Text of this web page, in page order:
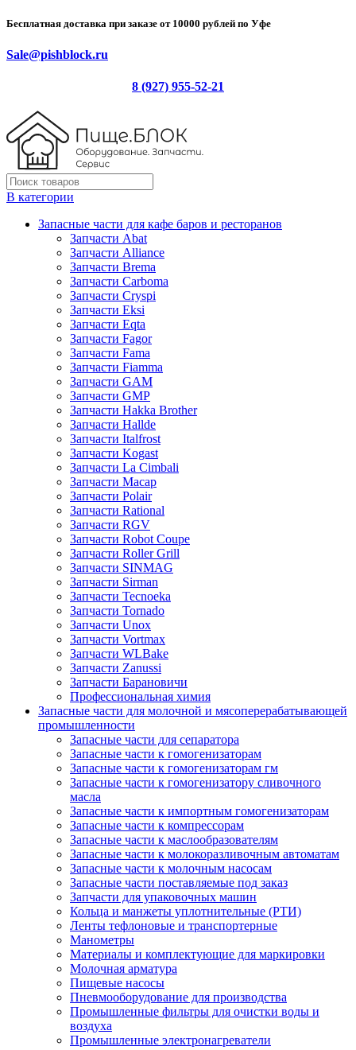
Бесплатная доставка при заказе от 10000 рублей по Уфе
Sale@pishblock.ru
8 (927) 955-52-21
В категории
Запасные части для кафе баров и ресторанов
Запчасти Abat
Запчасти Alliance
Запчасти Brema
Запчасти Carboma
Запчасти Cryspi
Запчасти Eksi
Запчасти Eqta
Запчасти Fagor
Запчасти Fama
Запчасти Fiamma
Запчасти GAM
Запчасти GMP
Запчасти Hakka Brother
Запчасти Hallde
Запчасти Italfrost
Запчасти Kogast
Запчасти La Cimbali
Запчасти Macap
Запчасти Polair
Запчасти Rational
Запчасти RGV
Запчасти Robot Coupe
Запчасти Roller Grill
Запчасти SINMAG
Запчасти Sirman
Запчасти Tecnoeka
Запчасти Tornado
Запчасти Unox
Запчасти Vortmax
Запчасти WLBake
Запчасти Zanussi
Запчасти Барановичи
Профессиональная химия
Запасные части для молочной и мясоперерабатывающей
промышленности
Запасные части для сепаратора
Запасные части к гомогенизаторам
Запасные части к гомогенизаторам гм
Запасные части к гомогенизатору сливочного
масла
Запасные части к импортным гомогенизаторам
Запасные части к компрессорам
Запасные части к маслообразователям
Запасные части к молокоразливочным автоматам
Запасные части к молочным насосам
Запасные части поставляемые под заказ
Запчасти для упаковочных машин
Кольца и манжеты уплотнительные (РТИ)
Ленты тефлоновые и транспортерные
Манометры
Материалы и комплектующие для маркировки
Молочная арматура
Пищевые насосы
Пневмооборудование для производства
Промышленные фильтры для очистки воды и
воздуха
Промышленные электронагреватели